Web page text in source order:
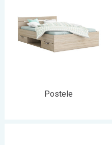
vše, na co si jen vzpomenete.
Postele